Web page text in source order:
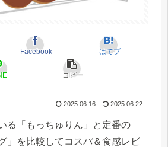
Facebook はてブ
コピー
2025.06.16 2025.06.22
る「もっちゅりん」と定番の
」を比較してコスパ＆食感レビ